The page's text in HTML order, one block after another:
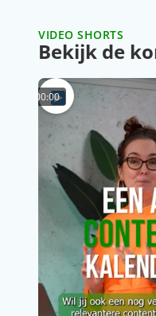
VIDEO SHORTS
Bekijk de
00:00